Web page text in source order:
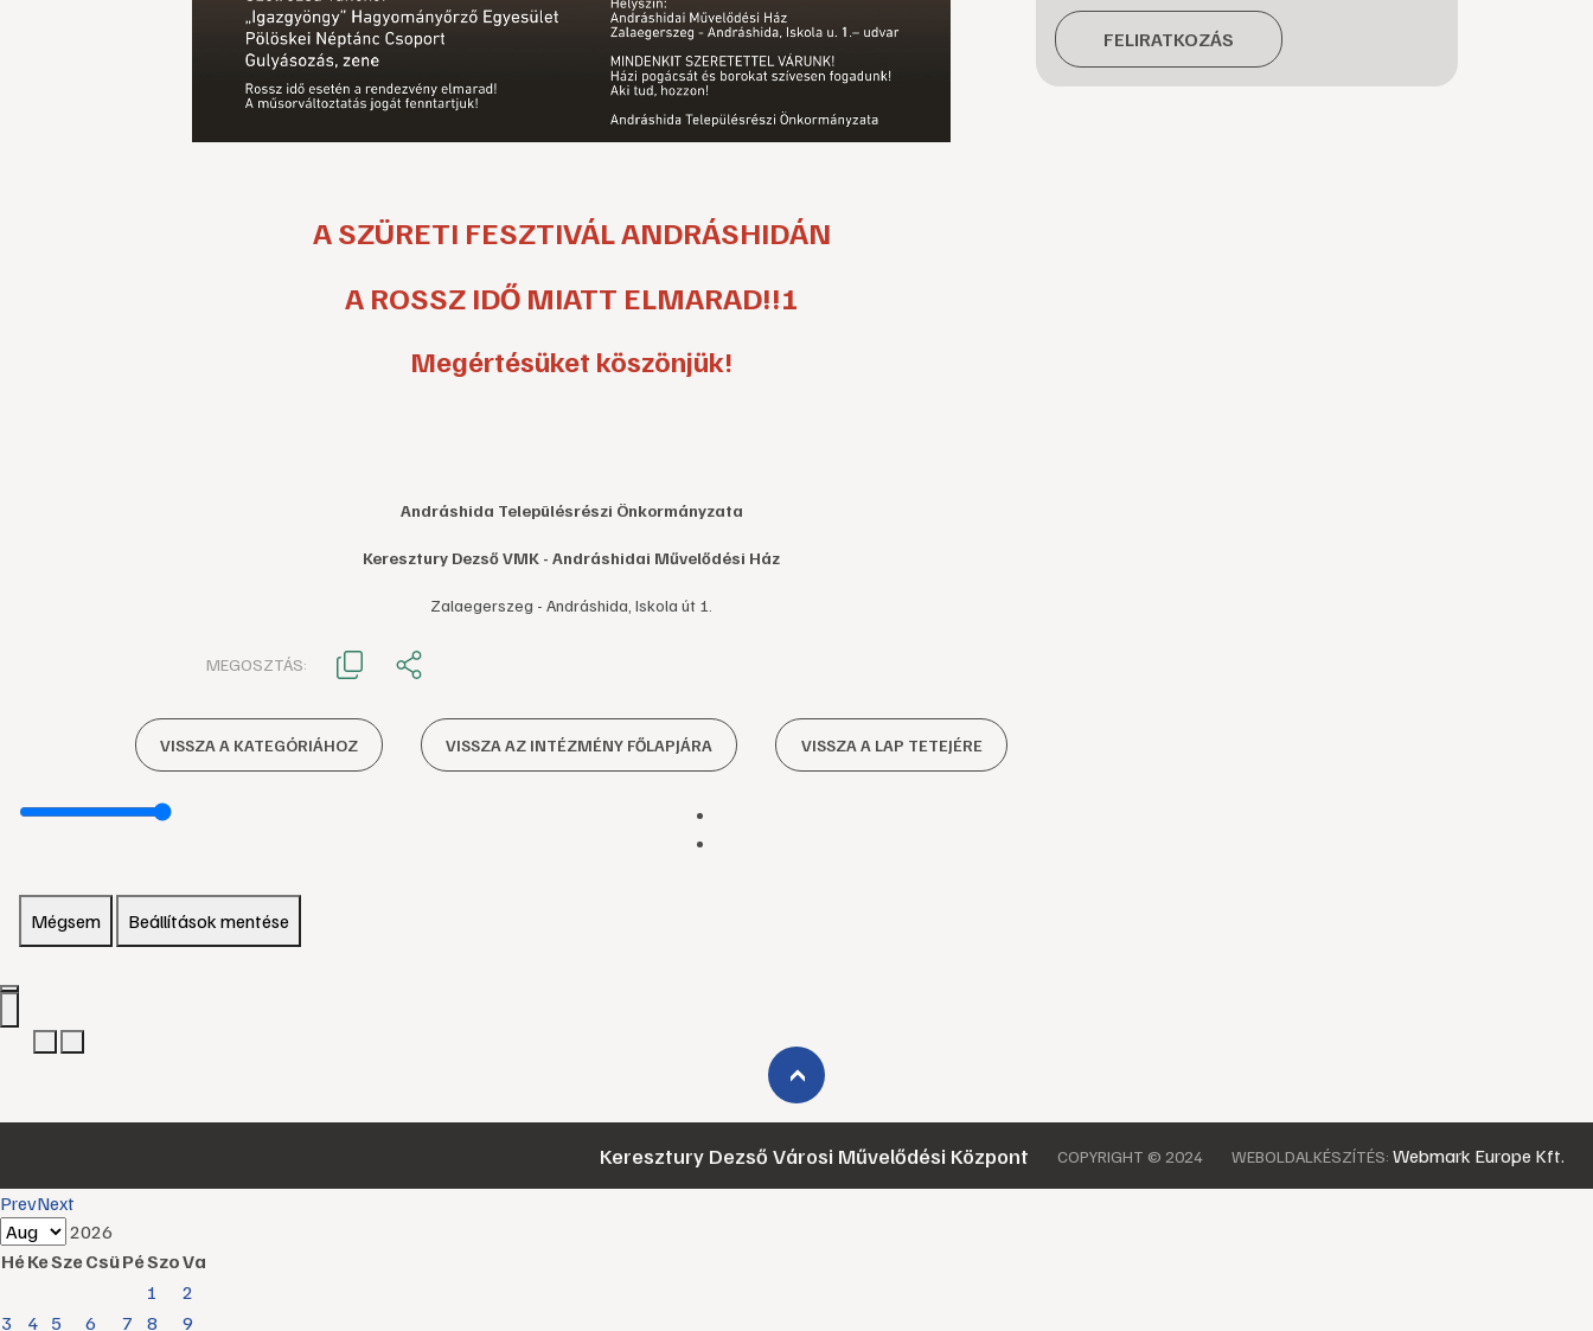
A SZÜRETI FESZTIVÁL ANDRÁSHIDÁN
A ROSSZ IDŐ MIATT ELMARAD!!!
Megértésüket köszönjük!
Andráshida Településrészi Önkormányzata
Keresztury Dezső VMK - Andráshidai Művelődési Ház
Zalaegerszeg - Andráshida, Iskola út 1.
MEGOSZTÁS:
VISSZA A KATEGÓRIÁHOZ VISSZA AZ INTÉZMÉNY FŐLAPJÁRA VISSZA A LAP TETEJÉRE
FELIRATKOZÁS
Mégsem Beállítások mentése
›
Keresztury Dezső Városi Művelődési Központ COPYRIGHT © 2024 WEBOLDALKÉSZÍTÉS: Webmark Europe Kft.
PrevNext
2026
HéKeSzeCsüPéSzoVa
1
2
3
4 5 6 7 8 9